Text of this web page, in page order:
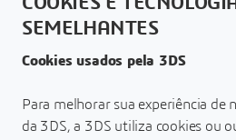
SEMELHANTES
Cookies usados pela 3DS
Para melhorar sua experiência de
da 3DS, a 3DS utiliza cookies ou